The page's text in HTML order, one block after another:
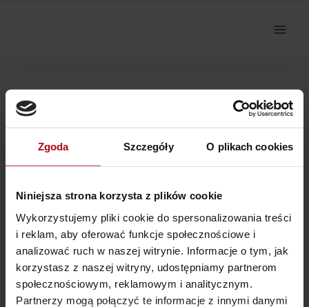
Zgoda Szczegóły O plikach cookies
Niniejsza strona korzysta z plików cookie
Wykorzystujemy pliki cookie do spersonalizowania treści
i reklam, aby oferować funkcje społecznościowe i
analizować ruch w naszej witrynie. Informacje o tym, jak
korzystasz z naszej witryny, udostępniamy partnerom
społecznościowym, reklamowym i analitycznym.
Partnerzy mogą połączyć te informacje z innymi danymi
Martix 2-2 Prawa Astralne
Nie można pokazać tej sekcji, ponieważ nie jesteś